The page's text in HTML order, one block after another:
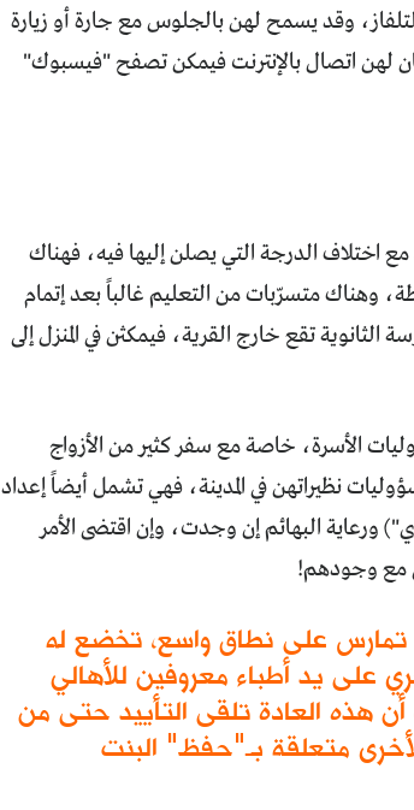
التلفاز، وقد يسمح لهن بالجلوس مع جارة أو زيارة
لهن اتصال بالإنترنت فيمكن تصفح "فيسبوك"
مع اختلاف الدرجة التي يصلن إليها فيه، فهناك
وهناك متسرّبات من التعليم غالباً بعد إتمام
الثانوية تقع خارج القرية، فيمكثن في المنزل إلى
الأسرة، خاصة مع سفر كثير من الأزواج
نظيراتهن في المدينة، فهي تشمل أيضاً إعداد
ورعاية البهائم إن وجدت، وإن اقتضى الأمر
مع وجودهم!
تمارس على نطاق واسع، تخضع له
وهي تجري على يد أطباء معروفين للأهالي
هذه العادة تلقى التأييد حتى من
لأخرى متعلقة بـ"حفظ" البنت